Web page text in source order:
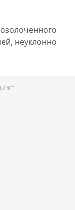
неуклонно